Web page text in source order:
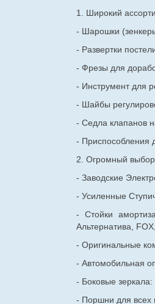
1. Широкий
- Шарошки
- Развертки
- Фрезы для
- Инструмент для
- Шайбы
- Седла клапанов
- Приспособления
2. Огромный выбор
- Заводские
- Усиленные
- Стойки
Альтернатива,
- Оригинальные
- Автомобильная
- Боковые
- Поршни для всех